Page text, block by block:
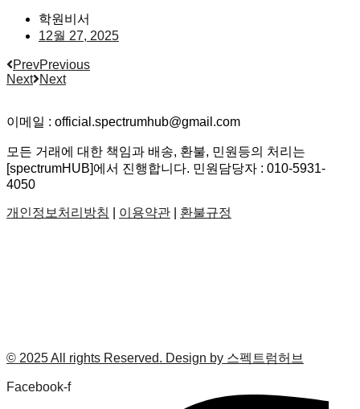
학원비서
12월 27, 2025
PrevPrevious
Next Next
이메일 : official.spectrumhub@gmail.com
모든 거래에 대한 책임과 배송, 환불, 민원등의 처리는
[spectrumHUB]에서 진행합니다. 민원담당자 : 010-5931-
4050
개인정보처리방침 이용약관 환불규정
© 2025 All rights Reserved. Design by 스펙트럼허브
Facebook-f